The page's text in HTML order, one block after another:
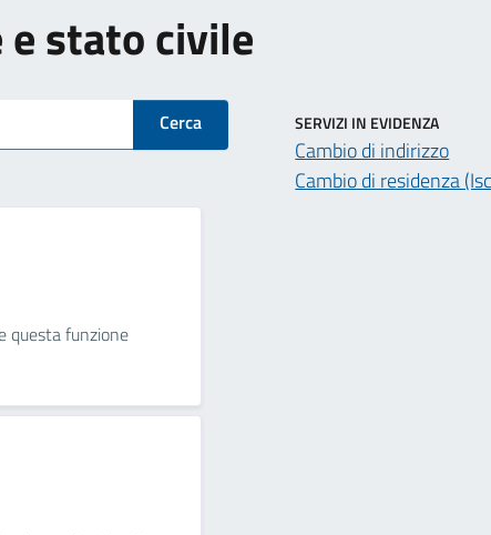
stato civile
Cerca
questa funzione
SERVIZI IN EVIDENZA
Cambio di indirizzo
Cambio di residenza